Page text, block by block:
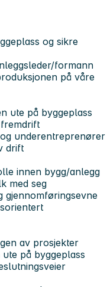
og sikre
formann
på våre
ute på byggeplass
underentreprenører
drift
innen bygg/anlegg
med seg
gjennomføringsevne
av prosjekter
på byggeplass